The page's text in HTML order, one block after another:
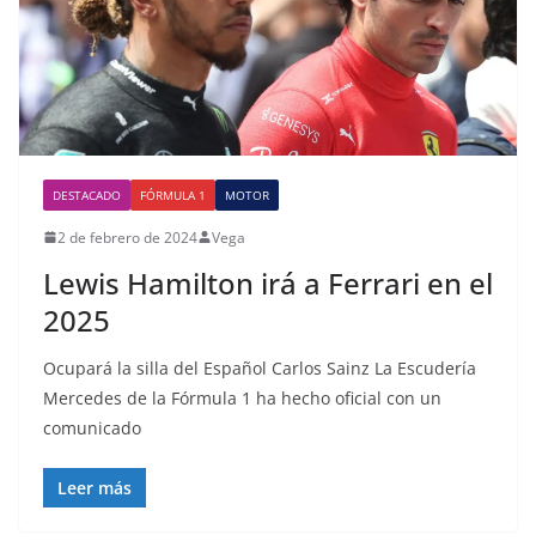
DESTACADO FÓRMULA 1 MOTOR
2 de febrero de 2024 Vega
Lewis Hamilton irá a Ferrari en el
2025
Ocupará la silla del Español Carlos Sainz La Escudería
Mercedes de la Fórmula 1 ha hecho oficial con un
comunicado
Leer más